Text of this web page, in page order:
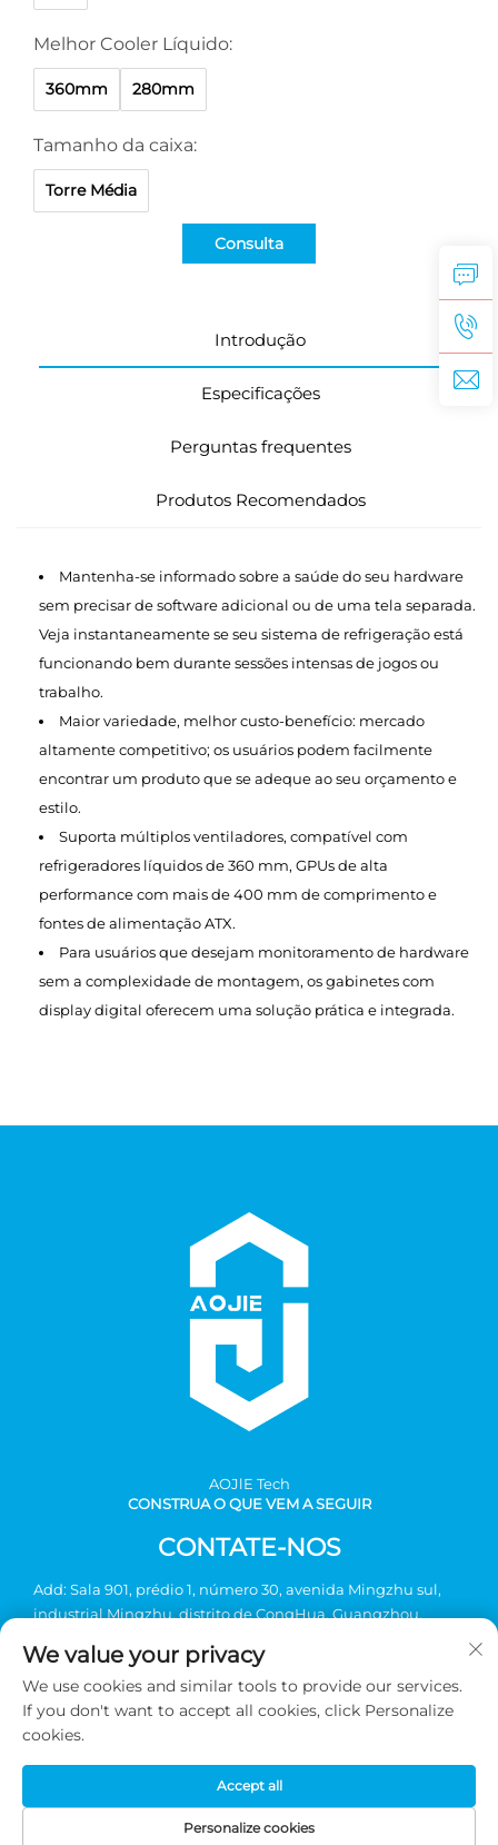
Melhor Cooler Líquido:
360mm 280mm
Tamanho da caixa:
Torre Média
Consulta
Introdução
Especificações
Perguntas frequentes
Produtos Recomendados
Mantenha-se informado sobre a saúde do seu hardware
sem precisar de software adicional ou de uma tela separada.
Veja instantaneamente se seu sistema de refrigeração está
funcionando bem durante sessões intensas de jogos ou
trabalho.
Maior variedade, melhor custo-benefício: mercado
altamente competitivo; os usuários podem facilmente
encontrar um produto que se adeque ao seu orçamento e
estilo.
Suporta múltiplos ventiladores, compatível com
refrigeradores líquidos de 360 mm, GPUs de alta
performance com mais de 400 mm de comprimento e
fontes de alimentação ATX.
Para usuários que desejam monitoramento de hardware
sem a complexidade de montagem, os gabinetes com
display digital oferecem uma solução prática e integrada.
AOJlE Tech
CONSTRUA O QUE VEM A SEGUIR
CONTATE-NOS
Add: Sala 901, prédio 1, número 30, avenida Mingzhu sul,
industrial Mingzhu, distrito de CongHua, Guangzhou,
+86-2036031688 Ramal 8048
E-mail:[email protected]
Direitos autorais © 2026 Guangzhou AOJIE Science &
Privacidade
We value your privacy
We use cookies and similar tools to provide our services.
If you don't want to accept all cookies, click Personalize
cookies.
Personalize cookies
Accept all